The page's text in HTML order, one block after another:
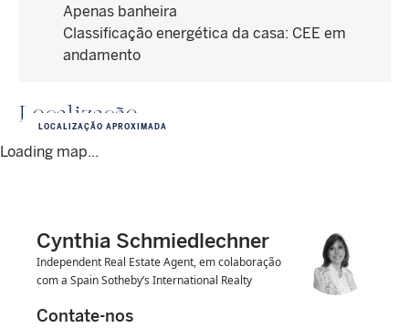
Apenas banheira
Classificação energética da casa: CEE em
andamento
Localização
Loading map...
LOCALIZAÇÃO APROXIMADA
Cynthia Schmiedlechner
Independent Real Estate Agent, em colaboração
com a Spain Sotheby’s International Realty
Contate-nos